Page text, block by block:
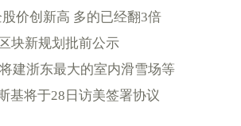
价创新高 多的已经翻3倍
块新规划批前公示
建浙东最大的室内滑雪场等
基将于28日访美签署协议